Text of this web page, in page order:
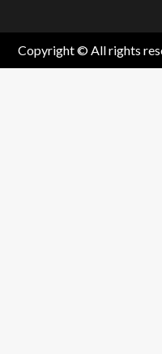
Copyright © All rights